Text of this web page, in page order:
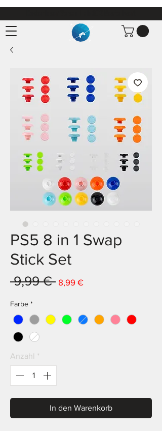
PS5 8 in 1 Swap
Stick Set
9,99 € Standardpreis
8,99 €Sale-Preis
Farbe *
Anzahl *
In den Warenkorb